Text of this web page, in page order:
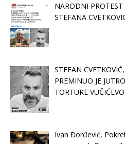
NARODNI
STEFANA
STEFAN
PREMINUO JE
TORTURE
Ivan Đorđević,